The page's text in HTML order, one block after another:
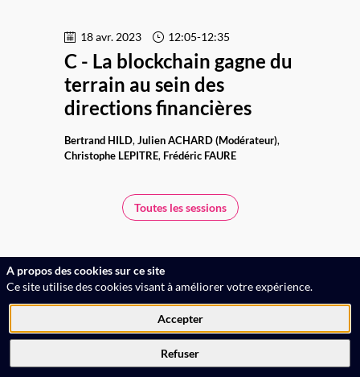
18 avr. 2023 12:05-12:35
C - La blockchain gagne du
terrain au sein des
directions financières
Bertrand HILD JulienACHARD (Modérateur)
Christophe LEPITRE Frédéric FAURE
Toutes les sessions
Service Evénements : 01 53 63 55 86
service.evenements@optionfinance.fr
A propos des cookies sur ce site
Ce site utilise des cookies visant à améliorer votre expérience.
Accepter
Refuser